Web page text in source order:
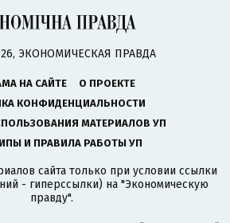
ЭКОНОМИЧЕСКАЯ ПРАВДА
НА САЙТЕ
О ПРОЕКТЕ
КОНФИДЕНЦИАЛЬНОСТИ
МАТЕРИАЛОВ УП
И ПРАВИЛА РАБОТЫ УП
сайта только при условии ссылки
- гиперссылки) на "Экономическую
правду".